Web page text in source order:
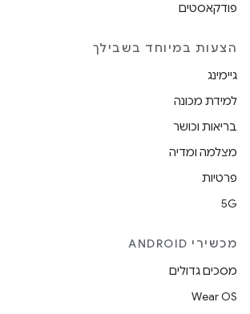
פודקאסטים
הצעות במיוחד בשבילך
גיימינג
למידת מכונה
בריאות וכושר
מצלמה ומדיה
פרטיות
5G
מכשירי ANDROID
מסכים גדולים
Wear OS